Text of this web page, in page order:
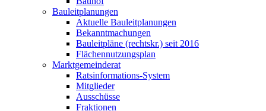
Bauleitplanungen
Aktuelle Bauleitplanungen
Bekanntmachungen
Bauleitpläne (rechtskr.) seit 2016
Flächennutzungsplan
Marktgemeinderat
Ratsinformations-System
Mitglieder
Ausschüsse
Fraktionen